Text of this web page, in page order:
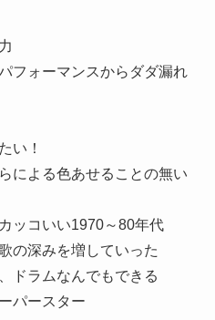
フォーマンスからダダ漏れ
い！
による色あせることの無い
ッコいい1970～80年代
の深みを増していった
ドラムなんでもできる
パースター